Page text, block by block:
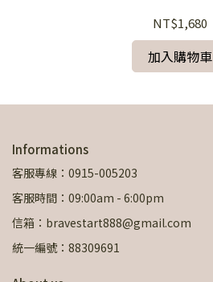
NT$1,680
加入購物車
Informations
客服專線：0915-005203
客服時間：09:00am - 6:00pm
信箱：bravestart888@gmail.com
統一編號：88309691